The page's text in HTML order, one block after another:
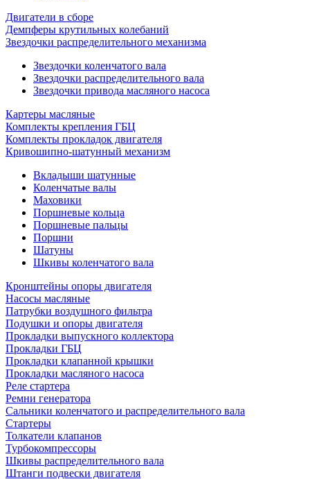
Двигатели в сборе
Демпферы крутильных колебаний
Звездочки распределительного механизма
Звездочки коленчатого вала
Звездочки распределительного вала
Звездочки привода масляного насоса
Картеры масляные
Комплекты крепления ГБЦ
Комплекты прокладок двигателя
Кривошипно-шатунный механизм
Вкладыши шатунные
Коленчатые валы
Маховики
Поршневые кольца
Поршневые пальцы
Поршни
Шатуны
Шкивы коленчатого вала
Кронштейны опоры двигателя
Насосы масляные
Патрубки воздушного фильтра
Подушки и опоры двигателя
Прокладки выпускного коллектора
Прокладки ГБЦ
Прокладки клапанной крышки
Прокладки масляного насоса
Реле стартера
Ремни генератора
Сальники коленчатого и распределительного вала
Стартеры
Толкатели клапанов
Турбокомпрессоры
Шкивы распределительного вала
Штанги подвески двигателя